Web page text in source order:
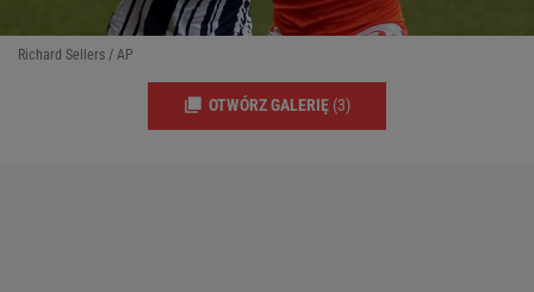
Richard Sellers / AP
OTWÓRZ GALERIĘ (3)